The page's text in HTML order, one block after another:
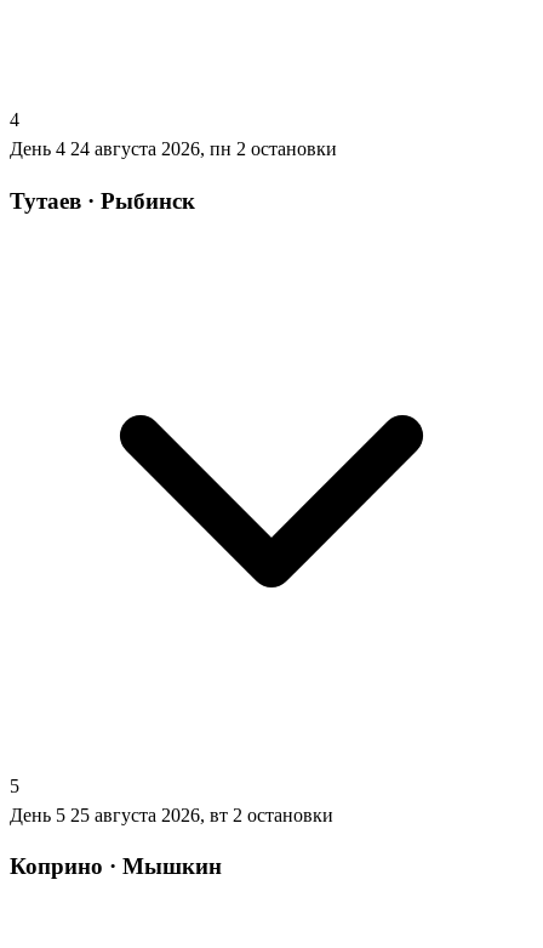
4
День 4 24 августа 2026, пн 2 остановки
Тутаев · Рыбинск
5
День 5 25 августа 2026, вт 2 остановки
Коприно · Мышкин